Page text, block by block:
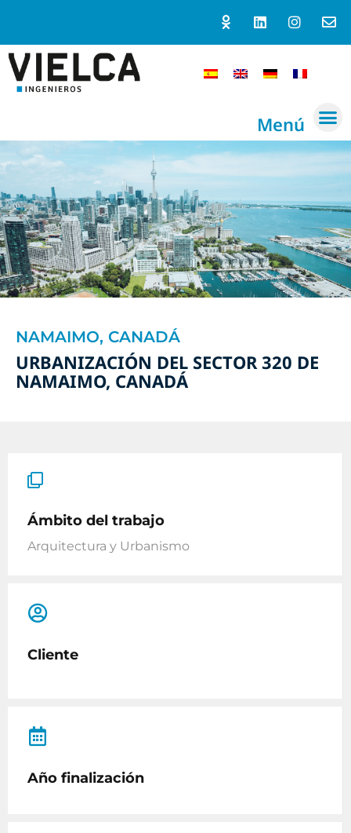
Menú
NAMAIMO, CANADÁ
URBANIZACIÓN DEL SECTOR 320 DE
NAMAIMO, CANADÁ
Ámbito del trabajo
Arquitectura y Urbanismo
Cliente
Año finalización